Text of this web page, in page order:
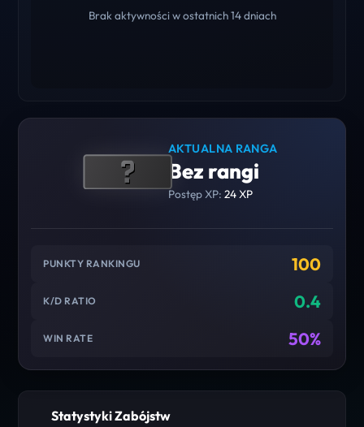
Brak aktywności w ostatnich 14 dniach
AKTUALNA RANGA
Bez rangi
Postęp XP: 24 XP
PUNKTY RANKINGU 100
K/D RATIO 0.4
WIN RATE 50%
Statystyki Zabójstw